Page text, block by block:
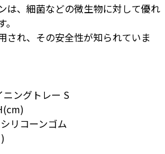
は、細菌などの微生物に対して優れ
され、その安全性が知られていま
ングトレー S
リコーンゴム